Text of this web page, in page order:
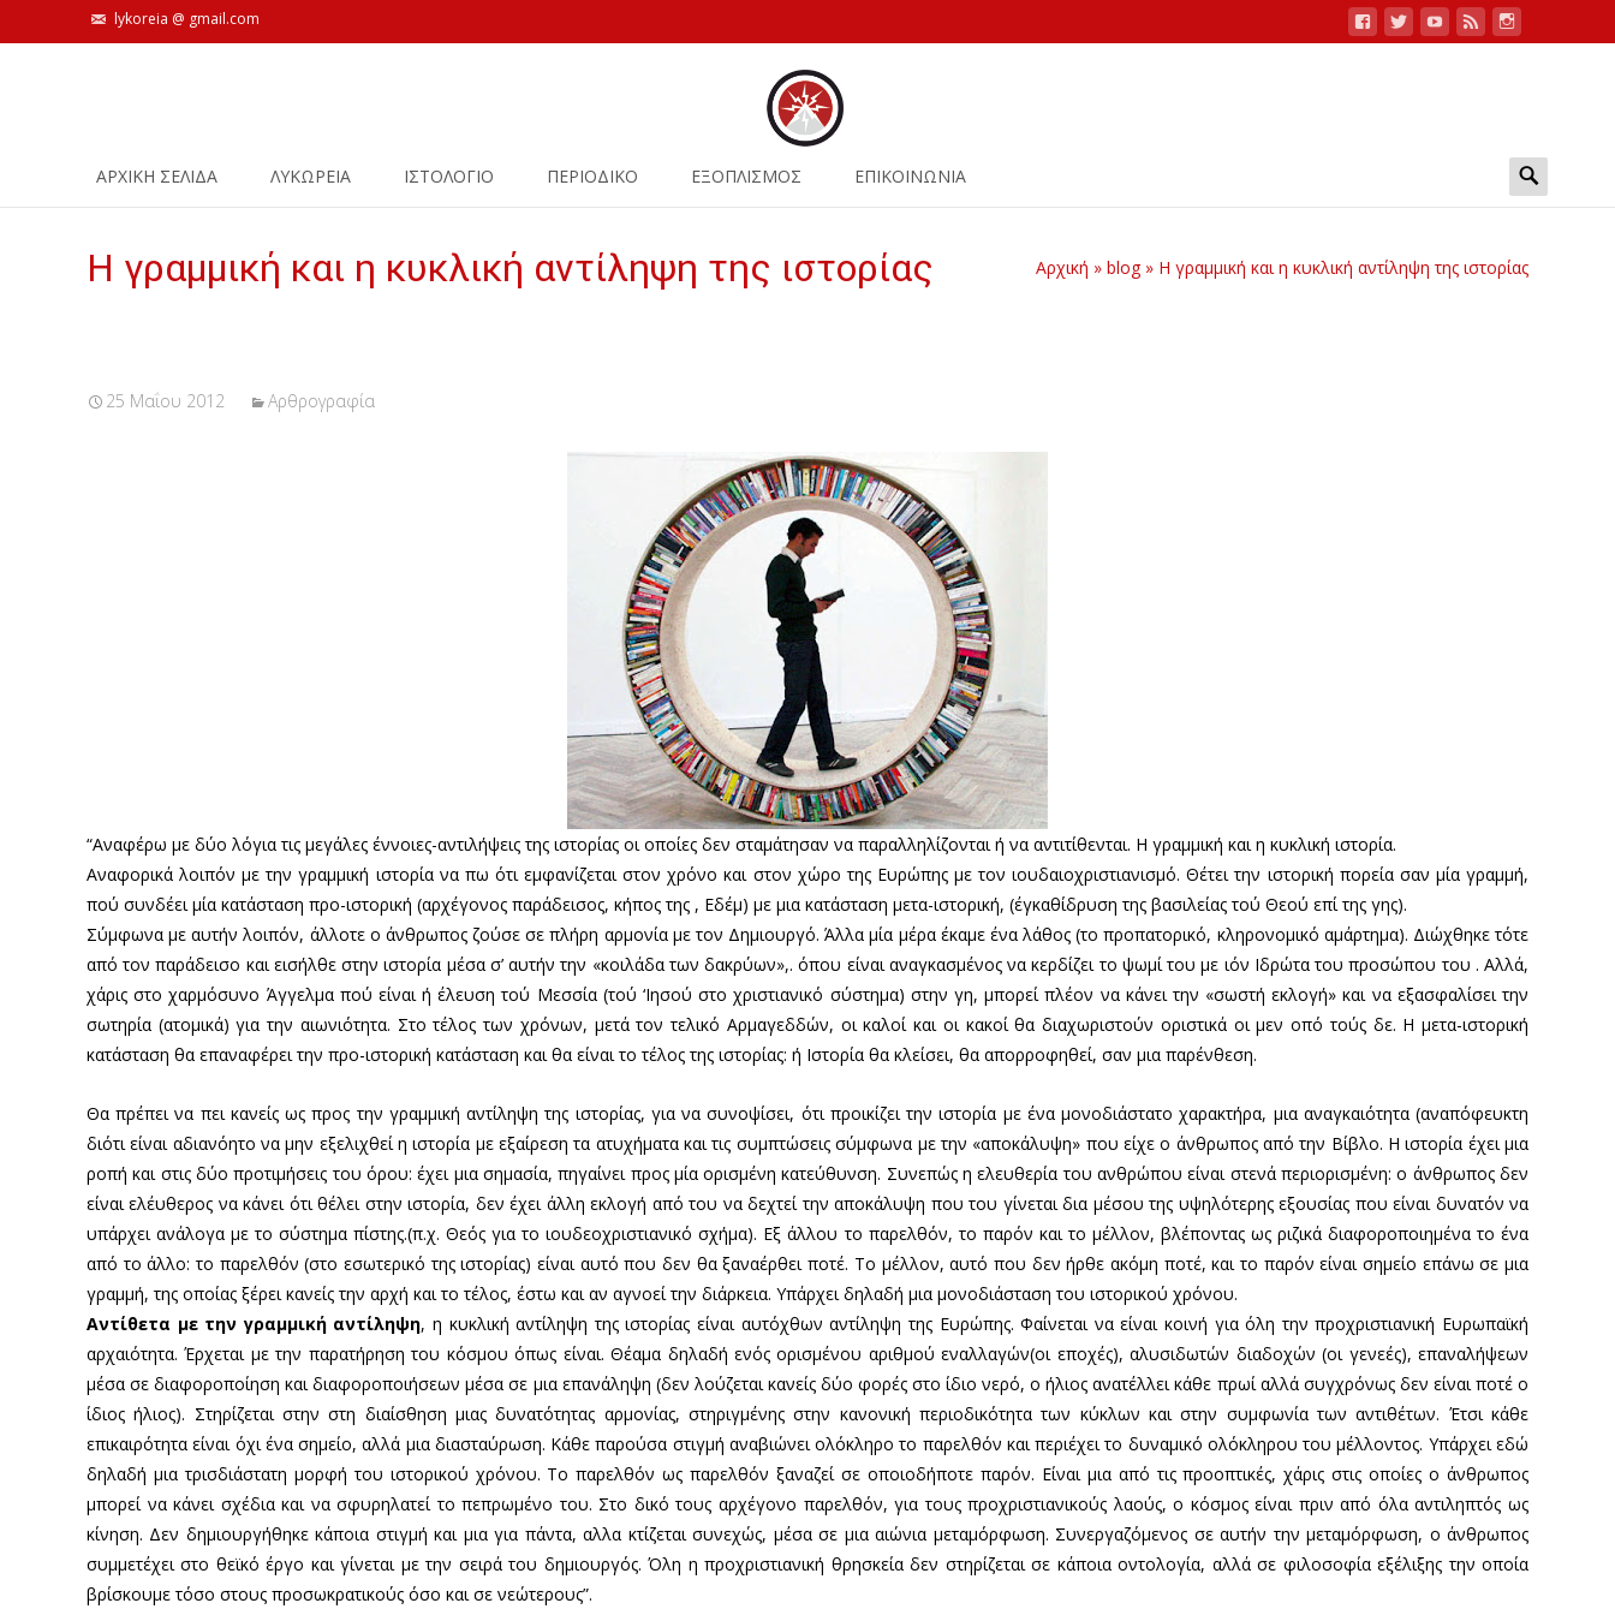
lykoreia @ gmail.com
ΑΡΧΙΚΗ ΣΕΛΙΔΑ ΛΥΚΩΡΕΙΑ ΙΣΤΟΛΌΓΙΟ ΠΕΡΙΟΔΙΚΟ ΕΞΟΠΛΙΣΜΟΣ ΕΠΙΚΟΙΝΩΝΙΑ
Search
for:
Η γραμμική και η κυκλική αντίληψη της ιστορίας Αρχική » blog » Η γραμμική και η κυκλική αντίληψη της ιστορίας
25 Μαΐου 2012 Αρθρογραφία
“Αναφέρω με δύο λόγια τις μεγάλες έννοιες-αντιλήψεις της ιστορίας οι οποίες δεν σταμάτησαν να παραλληλίζονται ή να αντιτίθενται. Η γραμμική και η κυκλική ιστορία.
Αναφορικά λοιπόν με την γραμμική ιστορία να πω ότι εμφανίζεται στον χρόνο και στον χώρο της Ευρώπης με τον ιουδαιοχριστιανισμό. Θέτει την ιστορική πορεία σαν μία γραμμή,
πού συνδέει μία κατάσταση προ-ιστορική (αρχέγονος παράδει­σος, κήπος της , Εδέμ) με μια κατάσταση μετα-ιστορική, (έγκαθίδρυση της βασιλείας τού Θεού επί της γης).
Σύμφωνα με αυτήν λοιπόν, άλλοτε ο άνθρωπος ζούσε σε πλήρη αρμονία με τον Δημιουργό. Άλλα μία μέρα έκαμε ένα λάθος (το προπατορικό, κληρονομικό αμάρτημα). Διώχθηκε τότε
από τον παράδεισο και εισήλθε στην ιστορία μέσα σ’ αυτήν την «κοιλάδα των δακρύων»,. όπου είναι αναγκασμένος να κερδίζει το ψωμί του με ιόν Ιδρώτα του προσώπου του . Αλλά,
χάρις στο χαρμόσυνο Άγγελμα πού είναι ή έλευση τού Μεσσία (τού ‘Ιησού στο χριστιανικό σύστημα) στην γη, μπορεί πλέον να κάνει την «σωστή εκλογή» και να εξασφαλίσει την
σωτηρία (ατομικά) για την αιωνιότητα. Στο τέλος των χρόνων, μετά τον τελικό Αρμαγεδδών, οι καλοί και οι κακοί θα διαχωριστούν οριστικά οι μεν οπό τούς δε. Η μετα-ιστορική
κατάσταση θα επαναφέρει την προ-ιστορική κατάσταση και θα είναι το τέλος της ιστορίας: ή Ιστορία θα κλείσει, θα απορροφηθεί, σαν μια παρένθεση.
Θα πρέπει να πει κανείς ως προς την γραμμική αντίληψη της ιστορίας, για να συνοψίσει, ότι προικίζει την ιστορία με ένα μονοδιάστατο χαρακτήρα, μια αναγκαιότητα (αναπόφευκτη
διότι είναι αδιανόητο να μην εξελιχθεί η ιστορία με εξαίρεση τα ατυχήματα και τις συμπτώσεις σύμφωνα με την «αποκάλυψη» που είχε ο άνθρωπος από την Βίβλο. Η ιστορία έχει μια
ροπή και στις δύο προτιμήσεις του όρου: έχει μια σημασία, πηγαίνει προς μία ορισμένη κατεύθυνση. Συνεπώς η ελευθερία του ανθρώπου είναι στενά περιορισμένη: ο άνθρωπος δεν
είναι ελέυθερος να κάνει ότι θέλει στην ιστορία, δεν έχει άλλη εκλογή από του να δεχτεί την αποκάλυψη που του γίνεται δια μέσου της υψηλότερης εξουσίας που είναι δυνατόν να
υπάρχει ανάλογα με το σύστημα πίστης.(π.χ. Θεός για το ιουδεοχριστιανικό σχήμα). Εξ άλλου το παρελθόν, το παρόν και το μέλλον, βλέποντας ως ριζικά διαφοροποιημένα το ένα
από το άλλο: το παρελθόν (στο εσωτερικό της ιστορίας) είναι αυτό που δεν θα ξαναέρθει ποτέ. Το μέλλον, αυτό που δεν ήρθε ακόμη ποτέ, και το παρόν είναι σημείο επάνω σε μια
γραμμή, της οποίας ξέρει κανείς την αρχή και το τέλος, έστω και αν αγνοεί την διάρκεια. Υπάρχει δηλαδή μια μονοδιάσταση του ιστορικού χρόνου.
Αντίθετα με την γραμμική αντίληψη, η κυκλική αντίληψη της ιστορίας είναι αυτόχθων αντίληψη της Ευρώπης. Φαίνεται να είναι κοινή για όλη την προχριστιανική Ευρωπαϊκή
αρχαιότητα. Έρχεται με την παρατήρηση του κόσμου όπως είναι. Θέαμα δηλαδή ενός ορισμένου αριθμού εναλλαγών(οι εποχές), αλυσιδωτών διαδοχών (οι γενεές), επαναλήψεων
μέσα σε διαφοροποίηση και διαφοροποιήσεων μέσα σε μια επανάληψη (δεν λούζεται κανείς δύο φορές στο ίδιο νερό, ο ήλιος ανατέλλει κάθε πρωί αλλά συγχρόνως δεν είναι ποτέ ο
ίδιος ήλιος). Στηρίζεται στην στη διαίσθηση μιας δυνατότητας αρμονίας, στηριγμένης στην κανονική περιοδικότητα των κύκλων και στην συμφωνία των αντιθέτων. Έτσι κάθε
επικαιρότητα είναι όχι ένα σημείο, αλλά μια διασταύρωση. Κάθε παρούσα στιγμή αναβιώνει ολόκληρο το παρελθόν και περιέχει το δυναμικό ολόκληρου του μέλλοντος. Υπάρχει εδώ
δηλαδή μια τρισδιάστατη μορφή του ιστορικού χρόνου. Το παρελθόν ως παρελθόν ξαναζεί σε οποιοδήποτε παρόν. Είναι μια από τις προοπτικές, χάρις στις οποίες ο άνθρωπος
μπορεί να κάνει σχέδια και να σφυρηλατεί το πεπρωμένο του. Στο δικό τους αρχέγονο παρελθόν, για τους προχριστιανικούς λαούς, ο κόσμος είναι πριν από όλα αντιληπτός ως
κίνηση. Δεν δημιουργήθηκε κάποια στιγμή και μια για πάντα, αλλα κτίζεται συνεχώς, μέσα σε μια αιώνια μεταμόρφωση. Συνεργαζόμενος σε αυτήν την μεταμόρφωση, ο άνθρωπος
συμμετέχει στο θεϊκό έργο και γίνεται με την σειρά του δημιουργός. Όλη η προχριστιανική θρησκεία δεν στηρίζεται σε κάποια οντολογία, αλλά σε φιλοσοφία εξέλιξης την οποία
βρίσκουμε τόσο στους προσωκρατικούς όσο και σε νεώτερους”.